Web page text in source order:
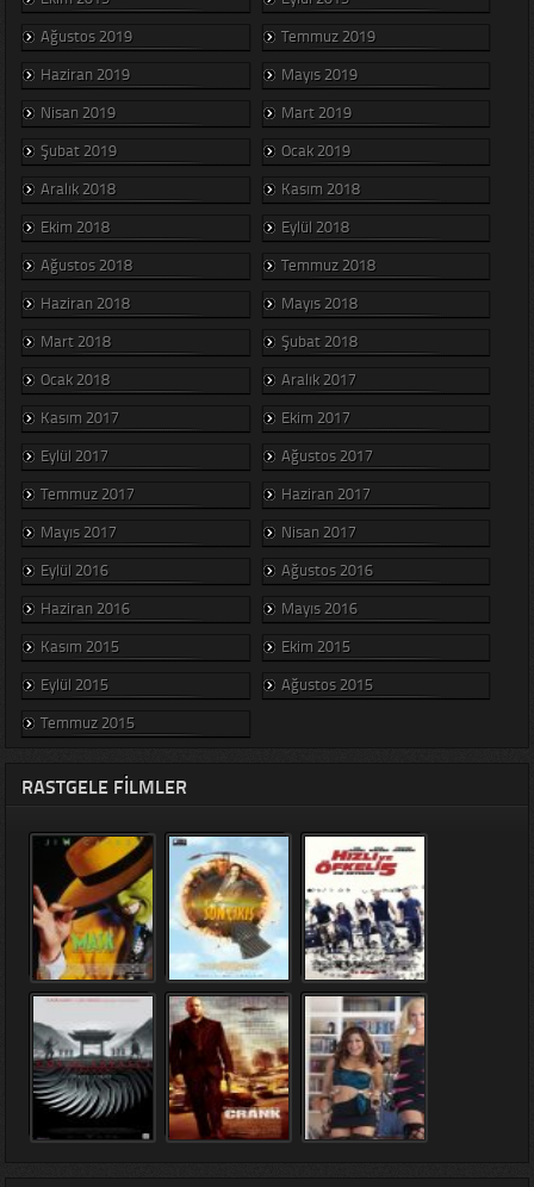
Ağustos 2019
Temmuz 2019
Haziran 2019
Mayıs 2019
Nisan 2019
Mart 2019
Şubat 2019
Ocak 2019
Aralık 2018
Kasım 2018
Ekim 2018
Eylül 2018
Ağustos 2018
Temmuz 2018
Haziran 2018
Mayıs 2018
Mart 2018
Şubat 2018
Ocak 2018
Aralık 2017
Kasım 2017
Ekim 2017
Eylül 2017
Ağustos 2017
Temmuz 2017
Haziran 2017
Mayıs 2017
Nisan 2017
Eylül 2016
Ağustos 2016
Haziran 2016
Mayıs 2016
Kasım 2015
Ekim 2015
Eylül 2015
Ağustos 2015
Temmuz 2015
RASTGELE FILMLER